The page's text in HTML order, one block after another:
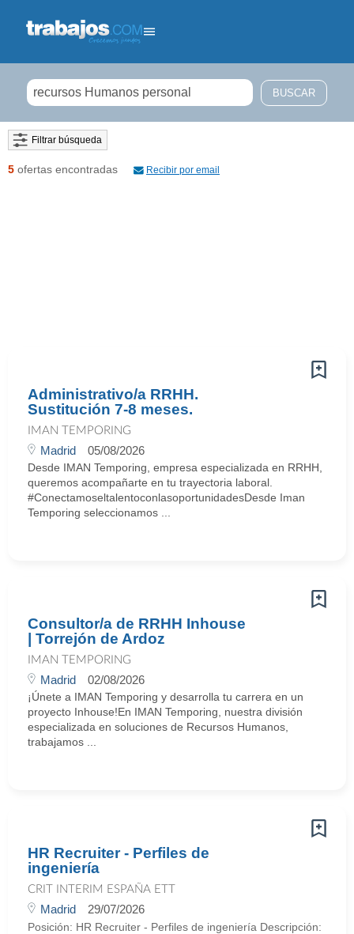
Filtrar búsqueda
5 ofertas encontradas Recibir por email
Administrativo/a RRHH.
Sustitución 7-8 meses.
IMAN TEMPORING
Madrid 05/08/2026
Desde IMAN Temporing, empresa especializada en RRHH,
queremos acompañarte en tu trayectoria laboral.
#ConectamoseltalentoconlasoportunidadesDesde Iman
Temporing seleccionamos ...
Consultor/a de RRHH Inhouse
| Torrejón de Ardoz
IMAN TEMPORING
Madrid 02/08/2026
¡Únete a IMAN Temporing y desarrolla tu carrera en un
proyecto Inhouse!En IMAN Temporing, nuestra división
especializada en soluciones de Recursos Humanos,
trabajamos ...
HR Recruiter - Perfiles de
ingeniería
CRIT INTERIM ESPAÑA ETT
Madrid 29/07/2026
Posición: HR Recruiter - Perfiles de ingeniería Descripción: